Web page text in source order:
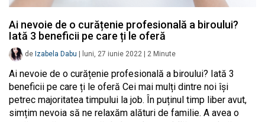
Ai nevoie de o curățenie profesională a biroului?
Iată 3 beneficii pe care ți le oferă
de Izabela Dabu luni, 27 iunie 2022 2 Minute
Ai nevoie de o curățenie profesională a biroului? Iată 3
beneficii pe care ți le oferă Cei mai mulți dintre noi își
petrec majoritatea timpului la job. În puținul timp liber avut,
simțim nevoia să ne relaxăm alături de familie. A avea o